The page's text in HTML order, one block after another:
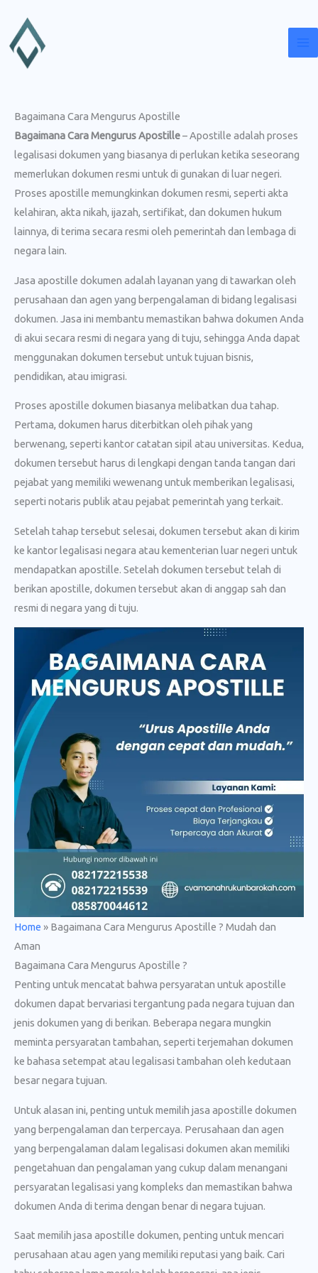
konten
Bagaimana Cara Mengurus Apostille
Bagaimana Cara Mengurus Apostille– Apostille adalah proses
legalisasi dokumen yang biasanya di perlukan ketika seseorang
memerlukan dokumen resmi untuk di gunakan di luar negeri.
Proses apostille memungkinkan dokumen resmi, seperti akta
kelahiran, akta nikah, ijazah, sertifikat, dan dokumen hukum
lainnya, di terima secara resmi oleh pemerintah dan lembaga di
negara lain.
Jasa apostille dokumen adalah layanan yang di tawarkan oleh
perusahaan dan agen yang berpengalaman di bidang legalisasi
dokumen. Jasa ini membantu memastikan bahwa dokumen Anda
di akui secara resmi di negara yang di tuju, sehingga Anda dapat
menggunakan dokumen tersebut untuk tujuan bisnis,
pendidikan, atau imigrasi.
Proses apostille dokumen biasanya melibatkan dua tahap.
Pertama, dokumen harus diterbitkan oleh pihak yang
berwenang, seperti kantor catatan sipil atau universitas. Kedua,
dokumen tersebut harus di lengkapi dengan tanda tangan dari
pejabat yang memiliki wewenang untuk memberikan legalisasi,
seperti notaris publik atau pejabat pemerintah yang terkait.
Setelah tahap tersebut selesai, dokumen tersebut akan di kirim
ke kantor legalisasi negara atau kementerian luar negeri untuk
mendapatkan apostille. Setelah dokumen tersebut telah di
berikan apostille, dokumen tersebut akan di anggap sah dan
resmi di negara yang di tuju.
Home » Bagaimana Cara Mengurus Apostille ? Mudah dan
Aman
Bagaimana Cara Mengurus Apostille ?
Penting untuk mencatat bahwa persyaratan untuk apostille
dokumen dapat bervariasi tergantung pada negara tujuan dan
jenis dokumen yang di berikan. Beberapa negara mungkin
meminta persyaratan tambahan, seperti terjemahan dokumen
ke bahasa setempat atau legalisasi tambahan oleh kedutaan
besar negara tujuan.
Untuk alasan ini, penting untuk memilih jasa apostille dokumen
yang berpengalaman dan terpercaya. Perusahaan dan agen
yang berpengalaman dalam legalisasi dokumen akan memiliki
pengetahuan dan pengalaman yang cukup dalam menangani
persyaratan legalisasi yang kompleks dan memastikan bahwa
dokumen Anda di terima dengan benar di negara tujuan.
Saat memilih jasa apostille dokumen, penting untuk mencari
perusahaan atau agen yang memiliki reputasi yang baik. Cari